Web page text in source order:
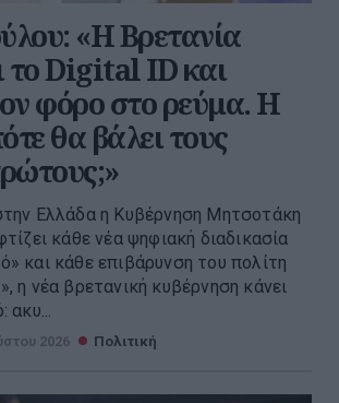
«H Βρετανία
το Digital ID και
φόρο στο ρεύμα. Η
θα βάλει τους
Ελλάδα η Κυβέρνηση Μητσοτάκη
κάθε νέα ψηφιακή διαδικασία
και κάθε επιβάρυνση του πολίτη
η νέα βρετανική κυβέρνηση κάνει
2026 Πολιτική